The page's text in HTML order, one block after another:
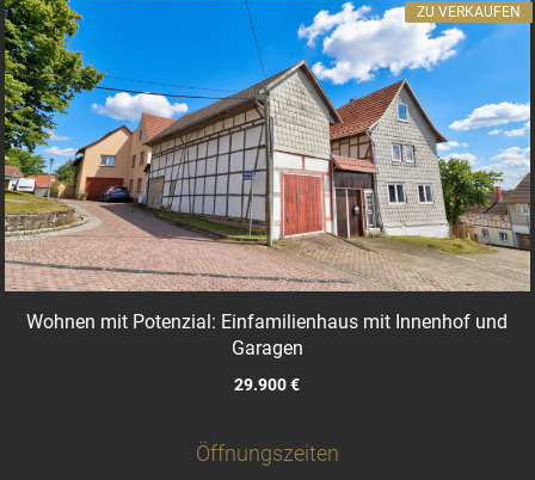
Wohnen mit Potenzial: Einfamilienhaus mit Innenhof und
Garagen
29.900 €
ZU VERKAUFEN
Öffnungszeiten